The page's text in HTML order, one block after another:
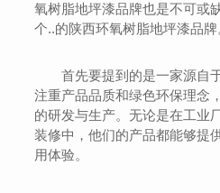
氧树脂地坪漆品牌也是不可或
个..的陕西环氧树脂地坪漆品牌
首先要提到的是一家源自
注重产品品质和绿色环保理念
的研发与生产。无论是在工业
装修中，他们的产品都能够提
用体验。